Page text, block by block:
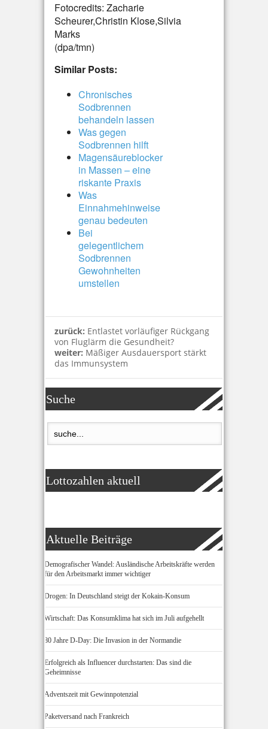
Fotocredits: Zacharie
Scheurer,Christin Klose,Silvia
Marks
(dpa/tmn)
Similar Posts:
Chronisches
Sodbrennen
behandeln lassen
Was gegen
Sodbrennen hilft
Magensäureblocker
in Massen – eine
riskante Praxis
Was
Einnahmehinweise
genau bedeuten
Bei
gelegentlichem
Sodbrennen
Gewohnheiten
umstellen
zurück: Entlastet vorläufiger Rückgang
von Fluglärm die Gesundheit?
weiter: Mäßiger Ausdauersport stärkt
das Immunsystem
Suche
Lottozahlen aktuell
Aktuelle Beiträge
Demografischer Wandel: Ausländische Arbeitskräfte werden
für den Arbeitsmarkt immer wichtiger
Drogen: In Deutschland steigt der Kokain-Konsum
Wirtschaft: Das Konsumklima hat sich im Juli aufgehellt
80 Jahre D-Day: Die Invasion in der Normandie
Erfolgreich als Influencer durchstarten: Das sind die
Geheimnisse
Adventszeit mit Gewinnpotenzial
Paketversand nach Frankreich